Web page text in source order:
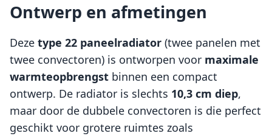
Ontwerp en afmetingen
Deze type 22 paneelradiator (twee panelen met
twee convectoren) is ontworpen voor maximale
warmteopbrengst binnen een compact
ontwerp. De radiator is slechts 10,3 cm diep,
maar door de dubbele convectoren is die perfect
geschikt voor grotere ruimtes zoals